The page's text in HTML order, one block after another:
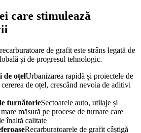
care stimulează
de grafit este strâns legată de
și de progresul tehnologic.
de oțelUrbanizarea rapidă și proiectele de
de oțel, crescând nevoia de aditivi
turnătorieSectoarele auto, utilaje și
măsură pe procese de turnare care
înaltă calitate
Recarburatoarele de grafit câștigă